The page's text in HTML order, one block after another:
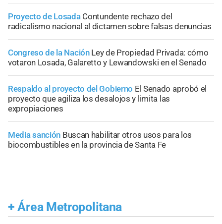
Proyecto de Losada Contundente rechazo del
radicalismo nacional al dictamen sobre falsas denuncias
Congreso de la Nación Ley de Propiedad Privada: cómo
votaron Losada, Galaretto y Lewandowski en el Senado
Respaldo al proyecto del Gobierno El Senado aprobó el
proyecto que agiliza los desalojos y limita las
expropiaciones
Media sanción Buscan habilitar otros usos para los
biocombustibles en la provincia de Santa Fe
+ Área Metropolitana